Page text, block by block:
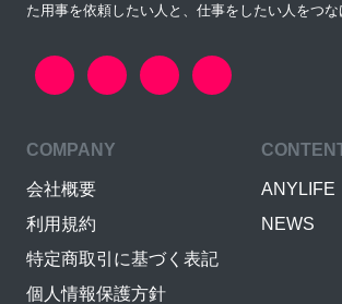
た用事を依頼したい人と、仕事をしたい人をつな
COMPANY
会社概要
利用規約
特定商取引に基づく表記
個人情報保護方針
ANYLIFE
NEWS